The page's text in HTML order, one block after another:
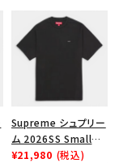
する
Supreme シュプリー
ム 2026SS Small
Box Tee スモールボ
¥21,980 (税込)